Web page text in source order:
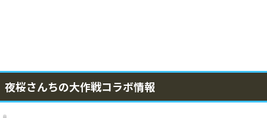
夜桜さんちの大作戦コラボ情報